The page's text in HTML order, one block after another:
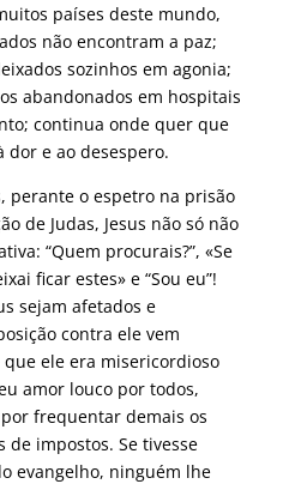
países deste mundo,
não encontram a paz;
sozinhos em agonia;
abandonados em hospitais
continua onde quer que
dor e ao desespero.
perante o espetro na prisão
de Judas, Jesus não só não
“Quem procurais?”, «Se
ficar estes» e “Sou eu”!
sejam afetados e
contra ele vem
que ele era misericordioso
amor louco por todos,
frequentar demais os
de impostos. Se tivesse
evangelho, ninguém lhe